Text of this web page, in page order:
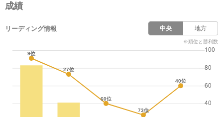
成績
リーディング情報 中央 地方
※順位と勝利数